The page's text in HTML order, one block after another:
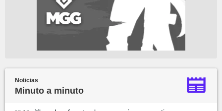
Noticias
Minuto a minuto